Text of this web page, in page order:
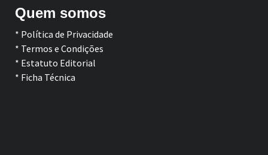
Quem somos
* Política de Privacidade
* Termos e Condições
* Estatuto Editorial
* Ficha Técnica